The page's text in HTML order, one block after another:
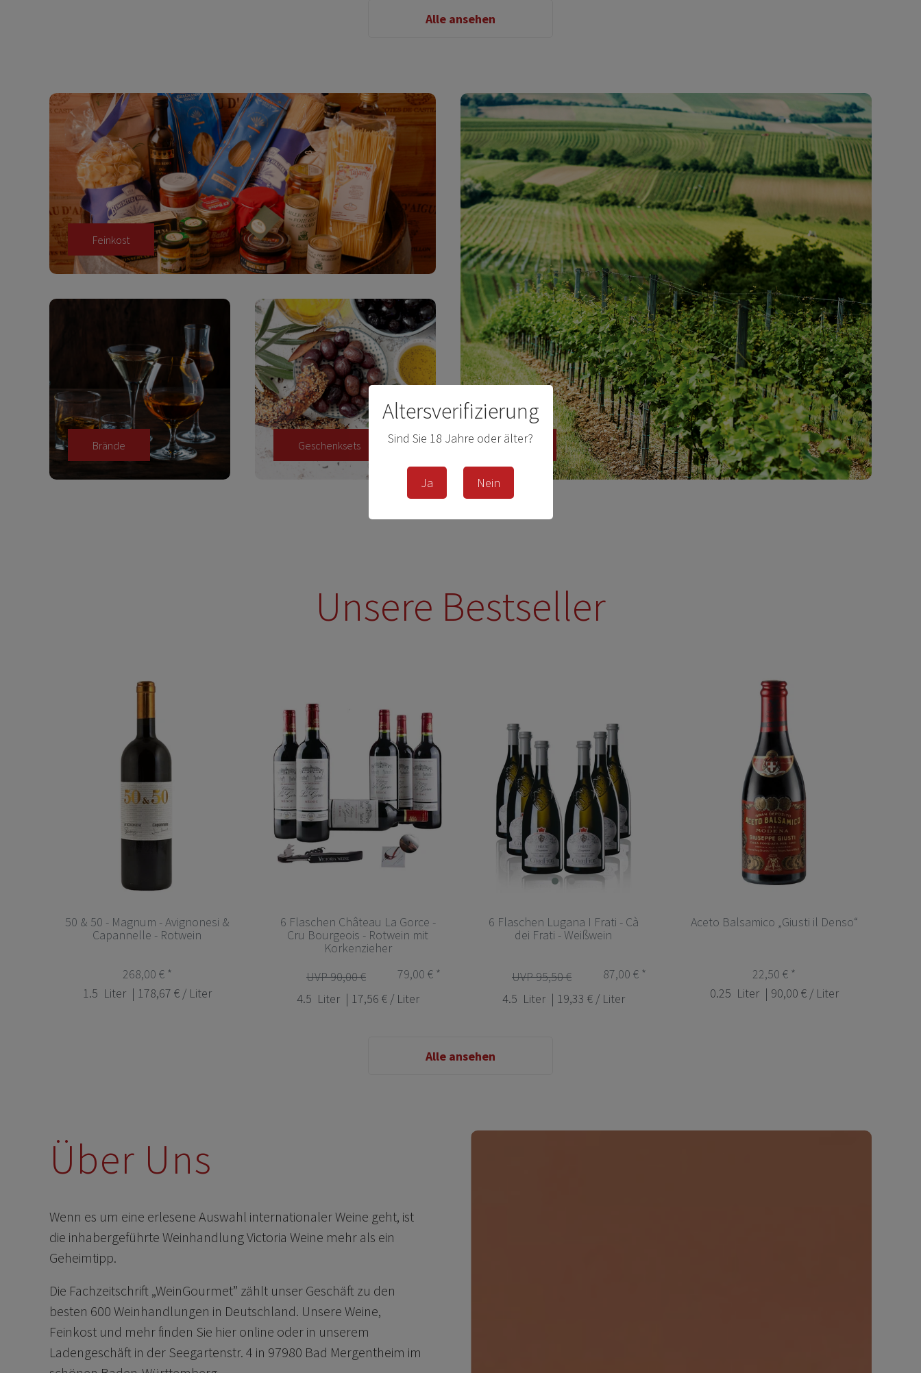
Altersverifizierung
Sind Sie 18 Jahre oder älter?
Ja Nein
Alle ansehen
Feinkost
Brände Geschenksets Weine
Unsere Bestseller
Alle ansehen
50 & 50 - Magnum - Avignonesi &
Capannelle - Rotwein
268,00 € *
1.5 Liter | 178,67 € / Liter
6 Flaschen Château La Gorce -
Cru Bourgeois - Rotwein mit
Korkenzieher
UVP 90,00 €
79,00 € *
4.5 Liter | 17,56 € / Liter
6 Flaschen Lugana I Frati - Cà
dei Frati - Weißwein
UVP 95,50 €
87,00 € *
4.5 Liter | 19,33 € / Liter
Aceto Balsamico „Giusti il Denso“
22,50 € *
0.25 Liter | 90,00 € / Liter
Über Uns
Wenn es um eine erlesene Auswahl internationaler Weine geht, ist
die inhabergeführte Weinhandlung Victoria Weine mehr als ein
Geheimtipp.
Die Fachzeitschrift „WeinGourmet” zählt unser Geschäft zu den
besten 600 Weinhandlungen in Deutschland. Unsere Weine,
Feinkost und mehr finden Sie hier online oder in unserem
Ladengeschäft in der Seegartenstr. 4 in 97980 Bad Mergentheim im